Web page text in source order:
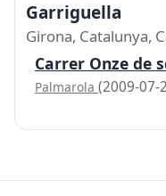
Garriguella
Girona, Catalunya,
Carrer Onze de
Palmarola (2009-07-